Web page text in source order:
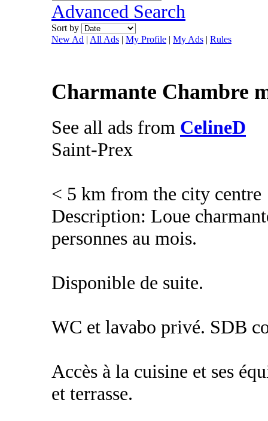
Advanced Search
Sort by
New Ad | All Ads | My Profile | My Ads | Rules
Charmante Chambre
See all ads from CelineD
Saint-Prex
< 5 km from the city centre
Description: Loue
personnes au mois.
Disponible de suite.
WC et lavabo privé. SDB
Accès à la cuisine et ses
et terrasse.